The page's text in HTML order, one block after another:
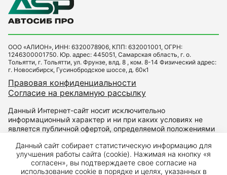
ООО «АЛИОН», ИНН: 6320078906, КПП: 632001001, ОГРН:
1246300001750. Юр. адрес: 445051, Самарская область, г. о.
Тольятти, г. Тольятти, ул. Фрунзе, влд. 8 , ком. 8-14 Физический адрес:
г. Новосибирск, Гусинобродское шоссе, д. 60к1
Правовая конфиденциальности
Согласие на рекламную рассылку
Данный Интернет-сайт носит исключительно
информационный характер и ни при каких условиях не
является публичной офертой, определяемой положениями
подробной информации о наличии и стоимости указанных
товаров и (или) услуг, пожалуйста, обращайтесь к
менеджерам автоцентра.
Данный сайт собирает статистическую информацию для
улучшения работы сайта (cookie). Нажимая на кнопку «я
согласен», вы подтверждаете свое согласие на
использование cookie в порядке и целях, указанных в